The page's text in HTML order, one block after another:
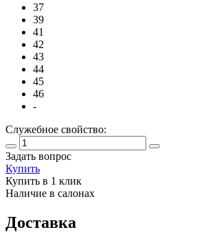
37
39
41
42
43
44
45
46
-
Служебное свойство:
Задать вопрос
Купить
Купить в 1 клик
Наличие в салонах
Доставка